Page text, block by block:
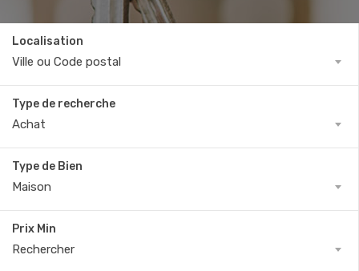
Localisation
Ville ou Code postal
Type de recherche
Achat
Type de Bien
Maison
Prix Min
Rechercher